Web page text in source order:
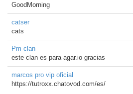
GoodMorning
catser
cats
Pm clan
este clan es para agar.io gracias
marcos pro vip oficial
https://tutroxx.chatovod.com/es/